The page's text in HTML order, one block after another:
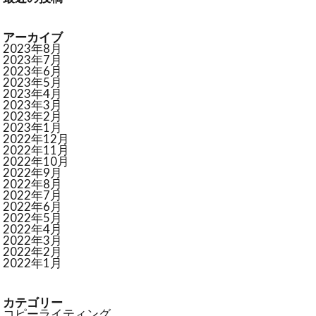
アーカイブ
2023年8月
2023年7月
2023年6月
2023年5月
2023年4月
2023年3月
2023年2月
2023年1月
2022年12月
2022年11月
2022年10月
2022年9月
2022年8月
2022年7月
2022年6月
2022年5月
2022年4月
2022年3月
2022年2月
2022年1月
カテゴリー